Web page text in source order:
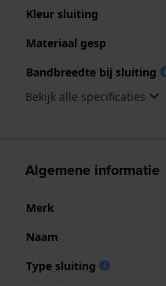
Kleur sluiting
Materiaal gesp
Bandbreedte bij sluiting
Bekijk alle specificaties
Algemene informatie
Merk
Naam
Type sluiting